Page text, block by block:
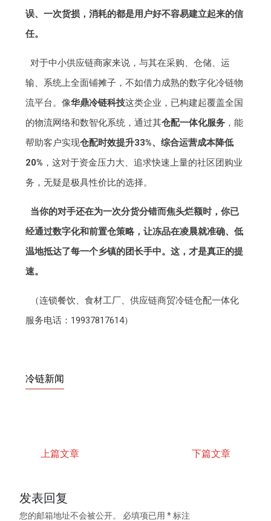
误、一次货损，消耗的都是用户好不容易建立起来的信
任。
对于中小供应链商家来说，与其在采购、仓储、运
输、系统上全面铺摊子，不如借力成熟的数字化冷链物
流平台。像华鼎冷链科技这类企业，已构建起覆盖全国
的物流网络和数智化系统，通过其仓配一体化服务 ，能
帮助客户实现仓配时效提升33%、综合运营成本降低
20% ，这对于资金压力大、追求快速上量的社区团购业
务，无疑是极具性价比的选择。
当你的对手还在为一次分货分错而焦头烂额时，你已
经通过数字化和前置仓策略，让冻品在凌晨就准确、低
温地抵达了每一个乡镇的团长手中。这，才是真正的提
速。
（连锁餐饮、食材工厂、供应链商贸冷链仓配一体化
服务电话：19937817614）
冷链新闻
上篇文章 下篇文章
发表回复
您的邮箱地址不会被公开。 必填项已用*标注